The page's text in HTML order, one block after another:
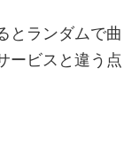
とランダムで曲
ービスと違う点